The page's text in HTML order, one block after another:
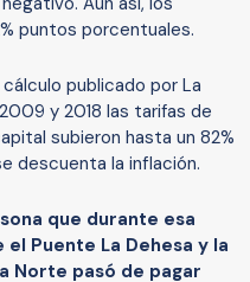
puntos porcentuales.
publicado por La
y 2018 las tarifas de
subieron hasta un 82%
descuenta la inflación.
que durante esa
Puente La Dehesa y la
Norte pasó de pagar